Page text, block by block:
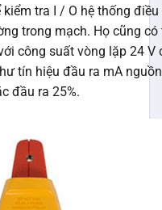
tra I / O hệ thống
trong mạch. Họ cũng có
công suất vòng lặp 24 V
tín hiệu đầu ra mA
đầu ra 25%.